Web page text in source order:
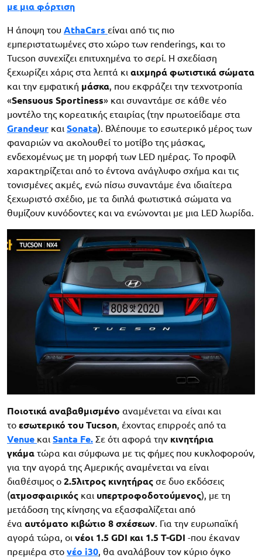
με μια φόρτιση
H άποψη του AthaCars είναι από τις πιο
εμπεριστατωμένες στο χώρο των renderings, και το
Tucson συνεχίζει επιτυχημένα το σερί. Η σχεδίαση
ξεχωρίζει χάρις στα λεπτά κι αιχμηρά φωτιστικά σώματα
και την εμφατική μάσκα, που εκφράζει την τεχνοτροπία
«Sensuous Sportiness» και συναντάμε σε κάθε νέο
μοντέλο της κορεατικής εταιρίας (την πρωτοείδαμε στα
Grandeur και Sonata). Βλέπουμε το εσωτερικό μέρος των
φαναριών να ακολουθεί το μοτίβο της μάσκας,
ενδεχομένως με τη μορφή των LED ημέρας. Το προφίλ
χαρακτηρίζεται από το έντονα ανάγλυφο σχήμα και τις
τονισμένες ακμές, ενώ πίσω συναντάμε ένα ιδιαίτερα
ξεχωριστό σχέδιο, με τα διπλά φωτιστικά σώματα να
θυμίζουν κυνόδοντες και να ενώνονται με μια LED λωρίδα.
Ποιοτικά αναβαθμισμένο αναμένεται να είναι και
το εσωτερικό του Tucson, έχοντας επιρροές από τα
Venue και Santa Fe. Σε ότι αφορά την κινητήρια
γκάμα τώρα και σύμφωνα με τις φήμες που κυκλοφορούν,
για την αγορά της Αμερικής αναμένεται να είναι
διαθέσιμος ο 2.5λιτρος κινητήρας σε δυο εκδόσεις
(ατμοσφαιρικός και υπερτροφοδοτούμενος), με τη
μετάδοση της κίνησης να εξασφαλίζεται από
ένα αυτόματο κιβώτιο 8 σχέσεων. Για την ευρωπαϊκή
αγορά τώρα, οι νέοι 1.5 GDI και 1.5 Τ-GDI -που έκαναν
πρεμιέρα στο νέο i30, θα αναλάβουν τον κύριο όγκο